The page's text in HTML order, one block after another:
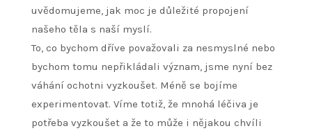
uvědomujeme, jak moc je důležité propojení
našeho těla s naší myslí.
To, co bychom dříve považovali za nesmyslné nebo
bychom tomu nepřikládali význam, jsme nyní bez
váhání ochotni vyzkoušet. Méně se bojíme
experimentovat. Víme totiž, že mnohá léčiva je
potřeba vyzkoušet a že to může i nějakou chvíli